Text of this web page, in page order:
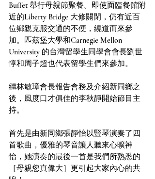
Buffet 舉行母親節聚餐。即使面臨餐館附
近的Liberty Bridge 大修關閉，仍有近百
位鄉親克服交通的不便，繞道而來參
加。匹茲堡大學和Carnegie Mellon
University 的台灣留學生同學會會長劉世
惇和周子超也代表留學生們來參加。
繼林敏璋會長報告會務及介紹新同鄉之
後，風度口才俱佳的李秋靜開始節目主
持。
首先是由新同鄉張靜怡以豎琴演奏了四
首歌曲，優雅的琴音讓人聽來心曠神
怡，她演奏的最後一首是我們所熟悉的
［母親您真偉大］更引起大家內心的共